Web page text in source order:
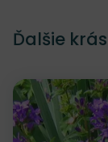
Ďalšie